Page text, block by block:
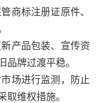
商标注册证原件、
产品包装、宣传资
品牌过渡平稳。
场进行监测，防止
取维权措施。